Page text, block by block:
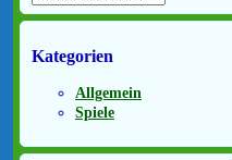
Kategorien
Allgemein
Spiele